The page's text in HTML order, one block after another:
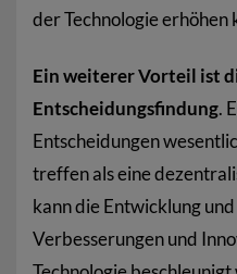
der Technologie erhöhen
Ein weiterer Vorteil ist
Entscheidungsfindung.
Entscheidungen
treffen als eine
kann die Entwicklung
Verbesserungen und